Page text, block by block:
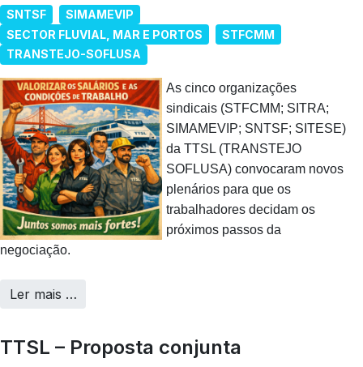
SNTSF
SIMAMEVIP
SECTOR FLUVIAL, MAR E PORTOS
STFCMM
TRANSTEJO-SOFLUSA
As cinco organizações
sindicais (STFCMM; SITRA;
SIMAMEVIP; SNTSF; SITESE)
da TTSL (TRANSTEJO
SOFLUSA) convocaram novos
plenários para que os
trabalhadores decidam os
próximos passos da
negociação.
Ler mais …
TTSL – Proposta conjunta